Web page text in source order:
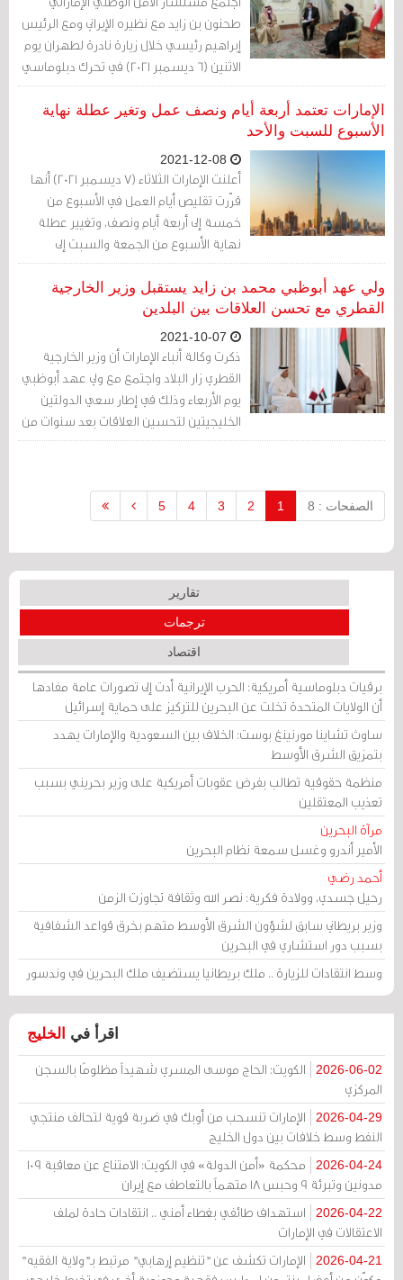
طحنون بن زايد مع نظيره الإيراني ومع الرئيس
إبراهيم رئيسي خلال زيارة نادرة لطهران يوم
الاثنين (6 ديسمبر 2021) في تحرك دبلوماسي
يهدف إلى تجاوز الخلافات القائمة منذ فترة
طويلة وزيادة التعاون بين البلدين.
الإمارات تعتمد أربعة أيام ونصف عمل وتغير عطلة نهاية
الأسبوع للسبت والأحد
أعلنت الإمارات الثلاثاء (7 ديسمبر 2021) أنها
قرّرت تقليص أيام العمل في الأسبوع من
خمسة إلى أربعة أيام ونصف، وتغيير عطلة
نهاية الأسبوع من الجمعة والسبت إلى
السبت والأحد، حسبما أفادت وكالة الأنباء
الحكومية.
ولي عهد أبوظبي محمد بن زايد يستقبل وزير الخارجية
القطري مع تحسن العلاقات بين البلدين
ذكرت وكالة أنباء الإمارات أن وزير الخارجية
القطري زار البلاد واجتمع مع ولي عهد أبوظبي
يوم الأربعاء وذلك في إطار سعي الدولتين
الخليجيتين لتحسين العلاقات بعد سنوات من
الخلاف.
الصفحات : 8 1
2
3
4
5
تقارير
ترجمات
اقتصاد
برقيات دبلوماسية أمريكية: الحرب الإيرانية أدت إلى تصورات عامة مفادها
أن الولايات المتحدة تخلت عن البحرين للتركيز على حماية إسرائيل
ساوث تشاينا مورنينغ بوست: الخلاف بين السعودية والإمارات يهدد
بتمزيق الشرق الأوسط
منظمة حقوقية تطالب بفرض عقوبات أمريكية على وزير بحريني بسبب
تعذيب المعتقلين
مرآة البحرين
الأمير أندرو وغسل سمعة نظام البحرين
أحمد رضي
رحيل جسدي، وولادة فكرية: نصر الله وثقافة تجاوزت الزمن
وزير بريطاني سابق لشؤون الشرق الأوسط متهم بخرق قواعد الشفافية
بسبب دور استشاري في البحرين
وسط انتقادات للزيارة .. ملك بريطانيا يستضيف ملك البحرين في وندسور
اقرأ في الخليج
2026-06-02
الكويت: الحاج موسى المسري شهيداً مظلومًا بالسجن
المركزي
2026-04-29
الإمارات تنسحب من أوبك في ضربة قوية لتحالف منتجي
النفط وسط خلافات بين دول الخليج
2026-04-24
محكمة «أمن الدولة» في الكويت: الامتناع عن معاقبة 109
مدونين وتبرئة 9 وحبس 18 متهماً بالتعاطف مع إيران
2026-04-22
استهداف طائفي بغطاء أمني .. انتقادات حادة لملف
الاعتقالات في الإمارات
2026-04-21
الإمارات تكشف عن "تنظيم إرهابي" مرتبط بـ"ولاية الفقيه"